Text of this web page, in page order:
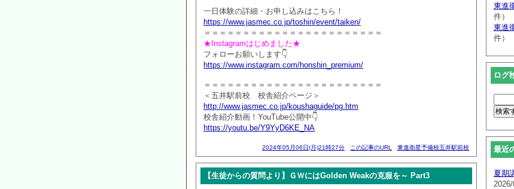
一日体験の詳細・お申し込みはこちら！
https://www.jasmec.co.jp/toshin/event/taiken/
＝＝＝＝＝＝＝＝＝＝＝＝＝＝＝＝＝＝＝＝＝＝＝
★Instagramはじめました★
フォローお願いします👇
https://www.instagram.com/honshin_premium/
＝＝＝＝＝＝＝＝＝＝＝＝＝＝＝＝＝＝＝＝＝＝＝
＜五井駅前校 校舎紹介ページ＞
http://www.jasmec.co.jp/koushaguide/pg.htm
校舎紹介動画！YouTube公開中👇
https://youtu.be/Y9YyD6KE_NA
2024年05月06日(月)21時27分 この記事のURL 東進衛星予備校五井駅前校
【生徒からの質問より】ＧＷにはGolden Weakの克服を～ Part3
東進
件）
東進
件）
ログ
最近
夏期